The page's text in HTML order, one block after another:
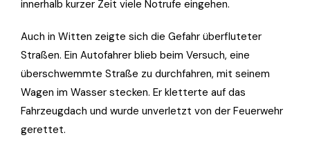
innerhalb kurzer Zeit viele Notrufe eingehen.
Auch in Witten zeigte sich die Gefahr überfluteter
Straßen. Ein Autofahrer blieb beim Versuch, eine
überschwemmte Straße zu durchfahren, mit seinem
Wagen im Wasser stecken. Er kletterte auf das
Fahrzeugdach und wurde unverletzt von der Feuerwehr
gerettet.